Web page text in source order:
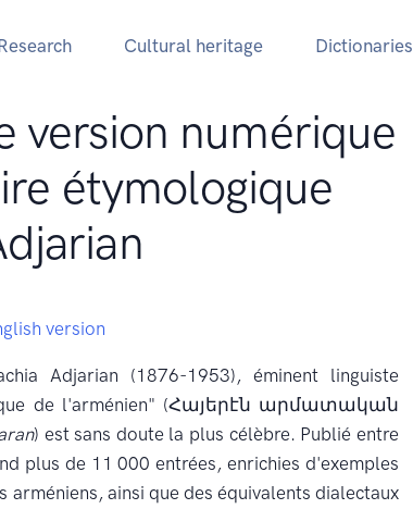
Cultural heritage Dictionaries
version numérique
étymologique
version
Adjarian (1876-1953), éminent linguiste
de l'arménien" (Հայերէն արմատական
) est sans doute la plus célèbre. Publié entre
plus de 11 000 entrées, enrichies d'exemples
ainsi que des équivalents dialectaux